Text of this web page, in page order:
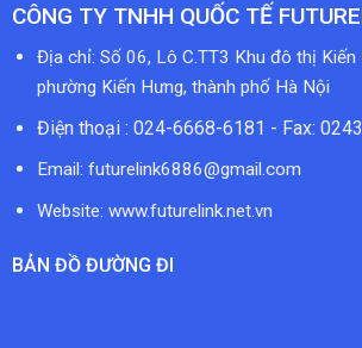
CÔNG TY TNHH QUỐC TẾ
Địa chỉ: Số 06, Lô C.TT3 Khu đô thị Kiến
phường Kiến Hưng, thành phố Hà Nội
Điện thoại : 024-6668-6181 - Fax:
Email: futurelink6886@gmail.com
Website: www.futurelink.net.vn
BẢN ĐỒ ĐƯỜNG ĐI